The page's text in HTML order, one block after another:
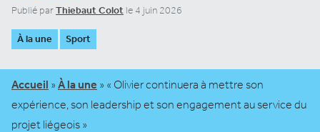
Publié parThiebaut Colot le 4 juin 2026
À la une Sport
Accueil » À la une » « Olivier continuera à mettre son
expérience, son leadership et son engagement au service du
projet liégeois »